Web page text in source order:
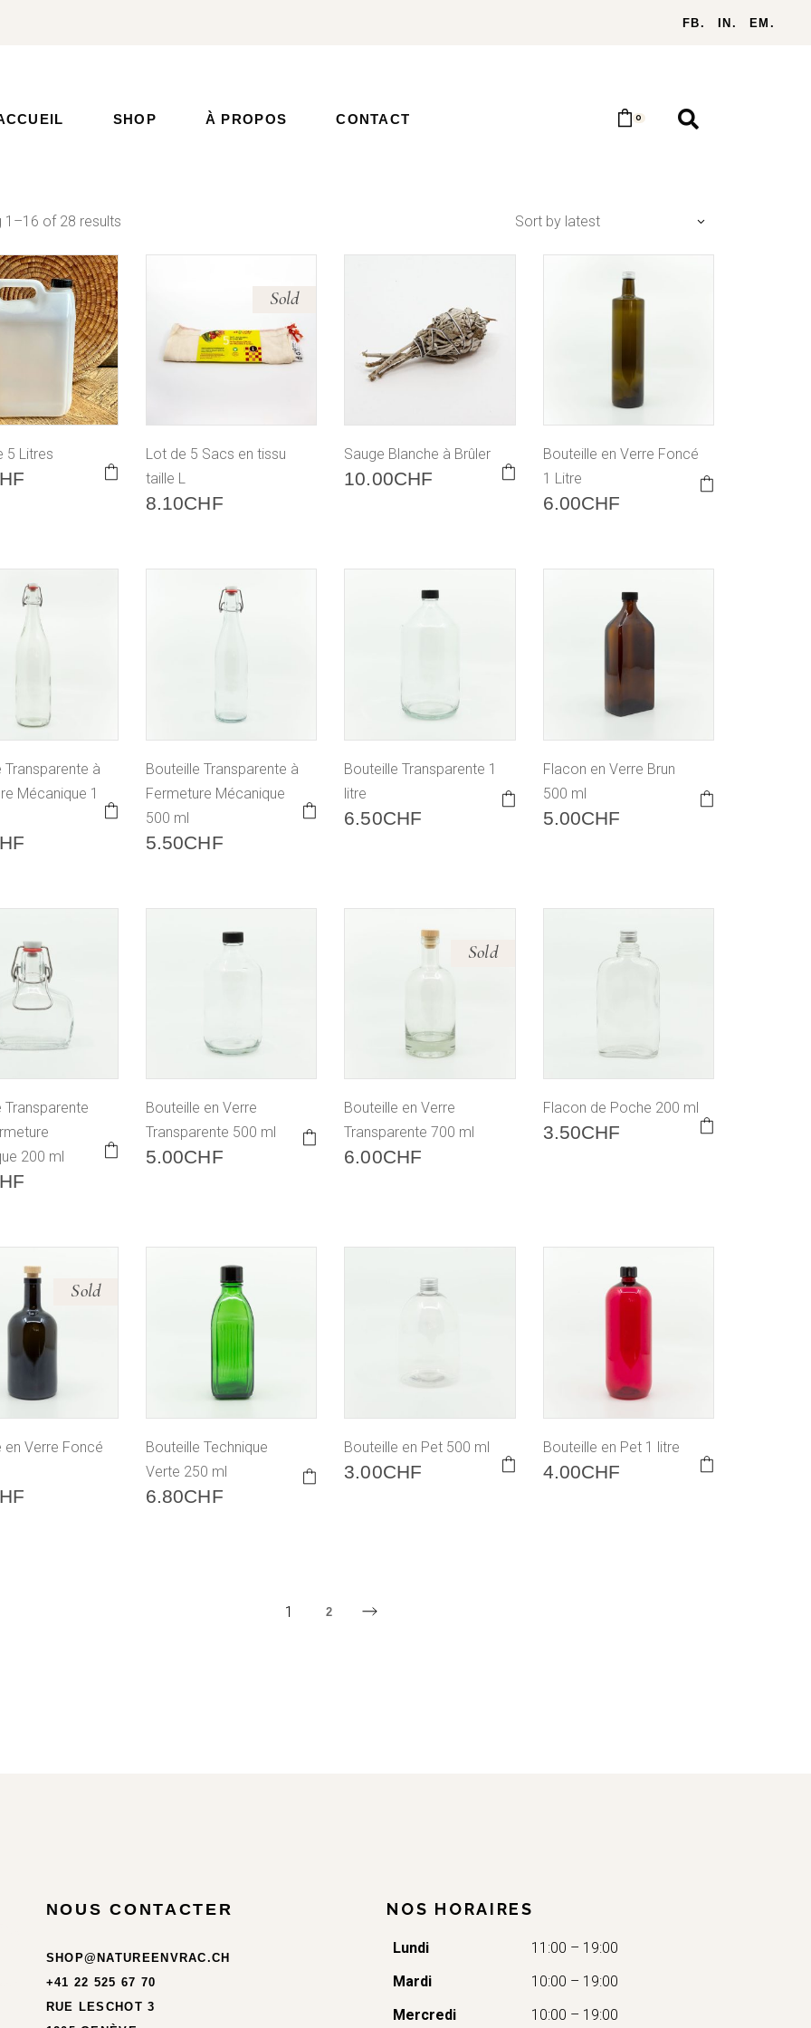
FB. IN. EM.
SHOP À PROPOS CONTACT 0
1–16 of 28 results Sort by latest
5 Litres
Sold
Lot de 5 Sacs en tissu
taille L
8.10CHF
Sauge Blanche à Brûler
10.00CHF
Bouteille en Verre Foncé
1 Litre
6.00CHF
Transparente à
Mécanique 1
Bouteille Transparente à
Fermeture Mécanique
500 ml
5.50CHF
Bouteille Transparente 1
litre
6.50CHF
Flacon en Verre Brun
500 ml
5.00CHF
Transparente
200 ml
Bouteille en Verre
Transparente 500 ml
5.00CHF
Sold
Bouteille en Verre
Transparente 700 ml
6.00CHF
Flacon de Poche 200 ml
3.50CHF
Sold
en Verre Foncé
Bouteille Technique
Verte 250 ml
6.80CHF
Bouteille en Pet 500 ml
3.00CHF
Bouteille en Pet 1 litre
4.00CHF
1 2
NOUS CONTACTER
SHOP@NATUREENVRAC.CH
+41 22 525 67 70
RUE LESCHOT 3
NOS HORAIRES
Lundi
11:00 – 19:00
Mardi
10:00 – 19:00
Mercredi
10:00 – 19:00